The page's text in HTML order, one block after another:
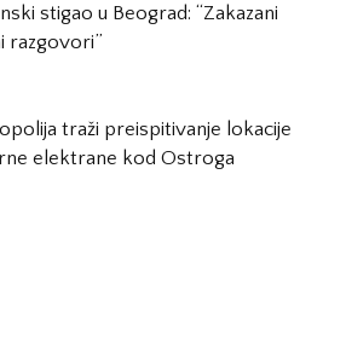
stigao u Beograd: “Zakazani
razgovori”
traži preispitivanje lokacije
elektrane kod Ostroga